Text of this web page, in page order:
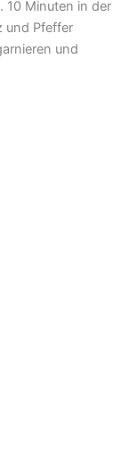
10 Minuten in der
und Pfeffer
und